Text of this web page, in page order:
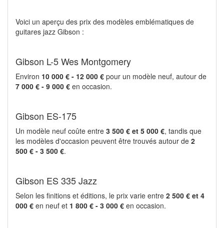
Voici un aperçu des prix des modèles emblématiques de
guitares jazz Gibson :
Gibson L-5 Wes Montgomery
Environ 10 000 € - 12 000 € pour un modèle neuf, autour de
7 000 € - 9 000 € en occasion.
Gibson ES-175
Un modèle neuf coûte entre 3 500 € et 5 000 €, tandis que
les modèles d'occasion peuvent être trouvés autour de 2
500 € - 3 500 €.
Gibson ES 335 Jazz
Selon les finitions et éditions, le prix varie entre 2 500 € et 4
000 € en neuf et 1 800 € - 3 000 € en occasion.